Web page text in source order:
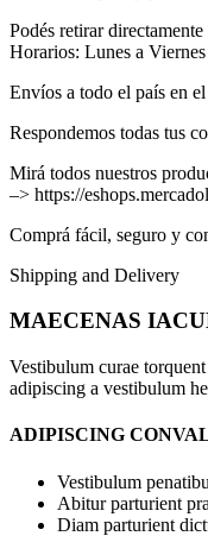
Podés retirar
Horarios: Lunes a
Envíos a todo el país en
Respondemos todas tus
Mirá todos nuestros
–> https://
Comprá fácil, seguro y
Shipping and Delivery
MAECENAS
Vestibulum curae
adipiscing a vestibulum
ADIPISCING
Vestibulum
Abitur parturient
Diam parturient